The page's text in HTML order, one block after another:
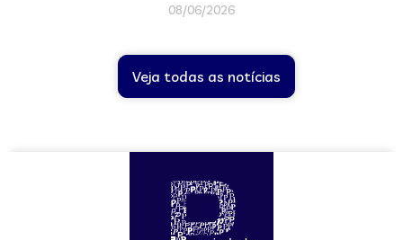
08/06/2026
Veja todas as notícias